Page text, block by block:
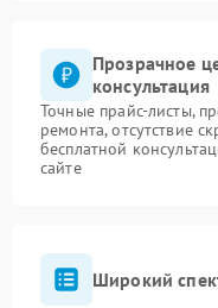
Прозрачное
консультация
Точные прайс-листы,
ремонта, отсутствие
бесплатной
сайте
Широкий